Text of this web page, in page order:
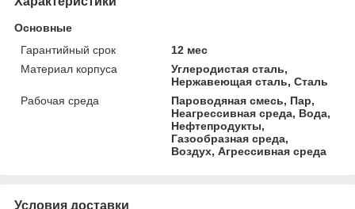
Основные
Гарантийный срок
12 мес
Материал корпуса
Углеродистая сталь,
Нержавеющая сталь, Сталь
Рабочая среда
Пароводяная смесь, Пар,
Неагрессивная среда, Вода,
Нефтепродукты,
Газообразная среда,
Воздух, Агрессивная среда
Условия доставки